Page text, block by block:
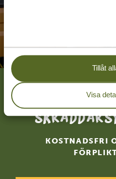
Tillåt
Visa
Låt oss
KOSTNADSFRI